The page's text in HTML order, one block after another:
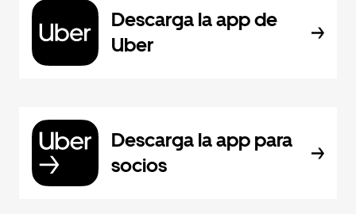
Descarga la app de
Uber
Descarga la app para
socios